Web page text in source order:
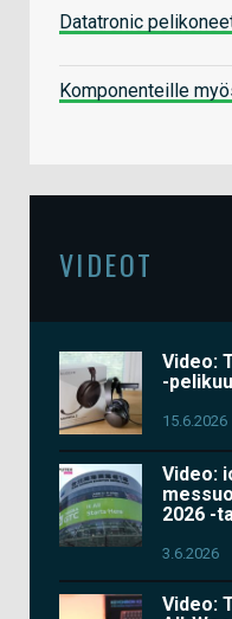
Datatronic
Komponenteille
VIDEOT
Video:
-
15.6.2026
Video:
2026 -
3.6.2026
Video: